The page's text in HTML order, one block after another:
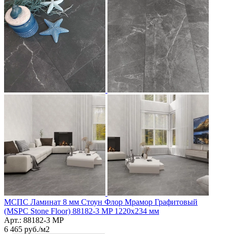
МСПС Ламинат 8 мм Стоун Флор Мрамор Графитовый
(MSPC Stone Floor) 88182-3 MP 1220х234 мм
Арт.: 88182-3 MP
6 465 руб./м2